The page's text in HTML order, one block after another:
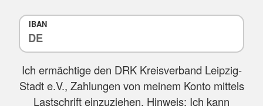
IBAN
Ich ermächtige den DRK Kreisverband Leipzig-
Stadt e.V., Zahlungen von meinem Konto mittels
Lastschrift einzuziehen. Hinweis: Ich kann